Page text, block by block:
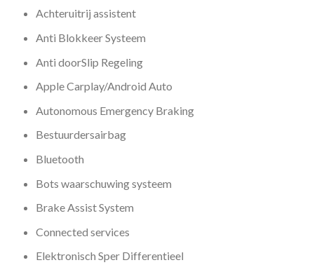
Achteruitrij assistent
Anti Blokkeer Systeem
Anti doorSlip Regeling
Apple Carplay/Android Auto
Autonomous Emergency Braking
Bestuurdersairbag
Bluetooth
Bots waarschuwing systeem
Brake Assist System
Connected services
Elektronisch Sper Differentieel